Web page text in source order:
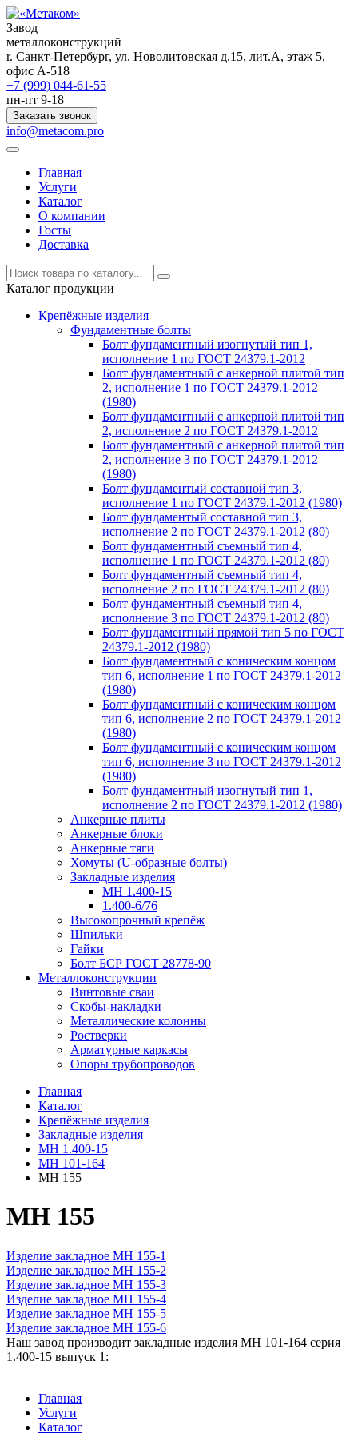
Завод
металлоконструкций
r. Санкт-Петербург, ул. Новолитовская д.15, лит.А, этаж 5,
офис А-518
+7 (999) 044-61-55
пн-пт 9-18
Заказать звонок
info@metacom.pro
Главная
Услуги
Каталог
О компании
Госты
Доставка
Каталог продукции
Крепёжные изделия
Фундаментные болты
Болт фундаментный изогнутый тип 1,
исполнение 1 по ГОСТ 24379.1-2012
Болт фундаментный с анкерной плитой тип
2, исполнение 1 по ГОСТ 24379.1-2012
(1980)
Болт фундаментный с анкерной плитой тип
2, исполнение 2 по ГОСТ 24379.1-2012
Болт фундаментный с анкерной плитой тип
2, исполнение 3 по ГОСТ 24379.1-2012
(1980)
Болт фундаментый составной тип 3,
исполнение 1 по ГОСТ 24379.1-2012 (1980)
Болт фундаментый составной тип 3,
исполнение 2 по ГОСТ 24379.1-2012 (80)
Болт фундаментный съемный тип 4,
исполнение 1 по ГОСТ 24379.1-2012 (80)
Болт фундаментный съемный тип 4,
исполнение 2 по ГОСТ 24379.1-2012 (80)
Болт фундаментный съемный тип 4,
исполнение 3 по ГОСТ 24379.1-2012 (80)
Болт фундаментный прямой тип 5 по ГОСТ
24379.1-2012 (1980)
Болт фундаментный с коническим концом
тип 6, исполнение 1 по ГОСТ 24379.1-2012
(1980)
Болт фундаментный с коническим концом
тип 6, исполнение 2 по ГОСТ 24379.1-2012
(1980)
Болт фундаментный с коническим концом
тип 6, исполнение 3 по ГОСТ 24379.1-2012
(1980)
Болт фундаментный изогнутый тип 1,
исполнение 2 по ГОСТ 24379.1-2012 (1980)
Анкерные плиты
Анкерные блоки
Анкерные тяги
Хомуты (U-образные болты)
Закладные изделия
МН 1.400-15
1.400-6/76
Высокопрочный крепёж
Шпильки
Гайки
Болт БСР ГОСТ 28778-90
Металлоконструкции
Винтовые сваи
Скобы-накладки
Металлические колонны
Ростверки
Арматурные каркасы
Опоры трубопроводов
Главная
Каталог
Крепёжные изделия
Закладные изделия
МН 1.400-15
МН 101-164
МН 155
МН 155
Изделие закладное МН 155-1
Изделие закладное МН 155-2
Изделие закладное МН 155-3
Изделие закладное МН 155-4
Изделие закладное МН 155-5
Изделие закладное МН 155-6
Наш завод производит закладные изделия МН 101-164 серия
1.400-15 выпуск 1:
Главная
Услуги
Каталог